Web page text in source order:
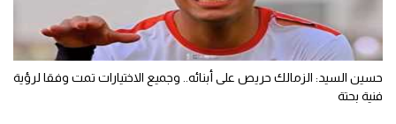
حسين السيد: الزمالك حريص على أبنائه.. وجميع الاختيارات تمت وفقا لرؤية
فنية بحتة